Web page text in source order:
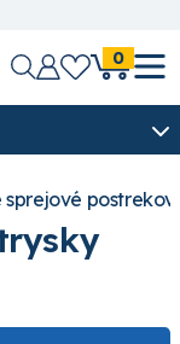
0
sprejové